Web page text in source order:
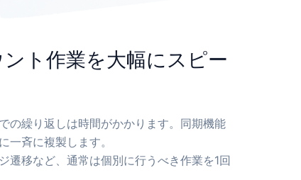
ト作業を大幅にスピー
の繰り返しは時間がかかります。同期機能
一斉に複製します。
遷移など、通常は個別に行うべき作業を1回